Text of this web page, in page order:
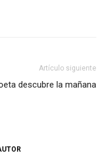
Artículo siguiente
descubre la mañana